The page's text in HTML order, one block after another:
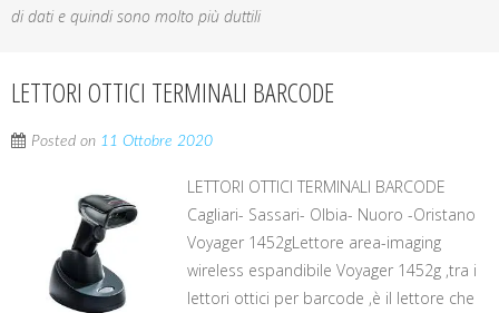
di dati e quindi sono molto più duttili
LETTORI OTTICI TERMINALI BARCODE
Posted on 11 Ottobre 2020
LETTORI OTTICI TERMINALI BARCODE
Cagliari- Sassari- Olbia- Nuoro -Oristano
Voyager 1452gLettore area-imaging
wireless espandibile Voyager 1452g ,tra i
lettori ottici per barcode ,è il lettore che